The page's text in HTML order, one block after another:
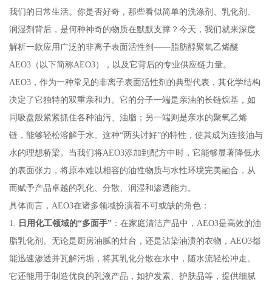
我们的日常生活。你是否好奇，那些看似简单的洗涤剂、乳化剂、
润湿剂背后，是何种神奇的物质在默默支撑？今天，我们就来深度
解析一款应用广泛的非离子表面活性剂——脂肪醇聚氧乙烯醚
AEO3（以下简称AEO3），以及它背后的专业供应链力量。
AEO3，作为一种常见的非离子表面活性剂的典型代表，其化学结构
决定了它独特的双重亲和力。它的分子一端是亲油的长链烷基，如
同吸盘般紧紧抓住各种油污、油脂；另一端则是亲水的聚氧乙烯
链，能够轻松溶解于水。这种“两头讨好”的特性，使其成为连接油与
水的理想桥梁。当我们将AEO3添加到配方中时，它能够显著降低水
的表面张力，将原本难以相容的油性物质与水性环境完美融合，从
而赋予产品卓越的乳化、分散、润湿和渗透能力。
具体而言，AEO3在诸多领域扮演着不可或缺的角色：
1. 日用化工领域的“多面手”：在家庭清洁产品中，AEO3是高效的油
脂乳化剂。无论是厨房油腻的灶台，还是沾染油渍的衣物，AEO3都
能迅速渗透并瓦解污垢，将其乳化分散在水中，随水流轻松冲走。
它还能用于制造优良的乳液产品，如护发素、护肤品等，提供细腻